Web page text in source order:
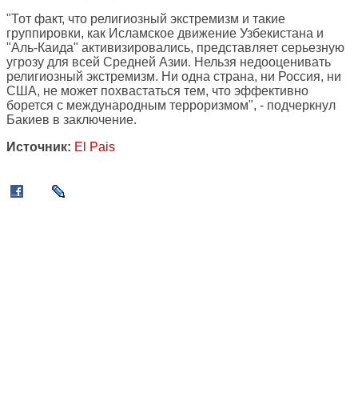
"Тот факт, что религиозный экстремизм и такие
группировки, как Исламское движение Узбекистана и
"Аль-Каида" активизировались, представляет серьезную
угрозу для всей Средней Азии. Нельзя недооценивать
религиозный экстремизм. Ни одна страна, ни Россия, ни
США, не может похвастаться тем, что эффективно
борется с международным терроризмом", - подчеркнул
Бакиев в заключение.
Источник: El Pais